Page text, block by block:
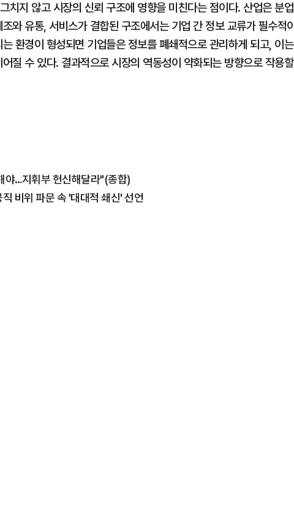
치지 않고 시장의 신뢰 구조에 영향을 미친다는 점이다. 산업은 분업
와 유통, 서비스가 결합된 구조에서는 기업 간 정보 교류가 필수적이
환경이 형성되면 기업들은 정보를 폐쇄적으로 관리하게 되고, 이는
질 수 있다. 결과적으로 시장의 역동성이 약화되는 방향으로 작용할
야…지휘부 헌신해달라"(종합)
비위 파문 속 '대대적 쇄신' 선언